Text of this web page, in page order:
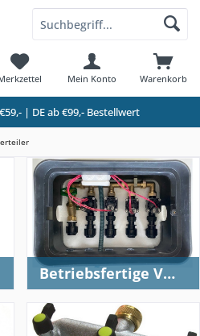
| DE ab €99,- Bestellwert
Warenkorb
Mein Konto
Betriebsfertige Ventilboxen